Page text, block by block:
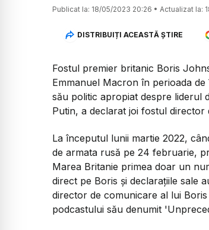
Publicat la: 18/05/2023 20:26 • Actualizat la:
DISTRIBUIȚI ACEASTĂ ȘTIRE
Fostul premier britanic Boris
Emmanuel Macron în perioada
său politic apropiat despre liderul
Putin, a declarat joi fostul
La începutul lunii martie 2022,
de armata rusă pe 24 februarie,
Marea Britanie primea doar un
direct pe Boris şi declaraţiile sale
director de comunicare al lui
podcastului său denumit